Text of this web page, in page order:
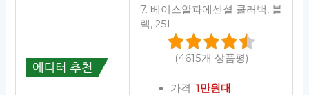
7. 베이스알파에센셜 쿨러백, 블
랙, 25L
(4615개 상품평)
가격: 1만원대